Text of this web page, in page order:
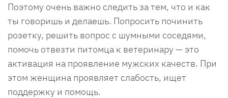
Поэтому очень важно следить за тем, что и как
ты говоришь и делаешь. Попросить починить
розетку, решить вопрос с шумными соседями,
помочь отвезти питомца к ветеринару — это
активация на проявление мужских качеств. При
этом женщина проявляет слабость, ищет
поддержку и помощь.